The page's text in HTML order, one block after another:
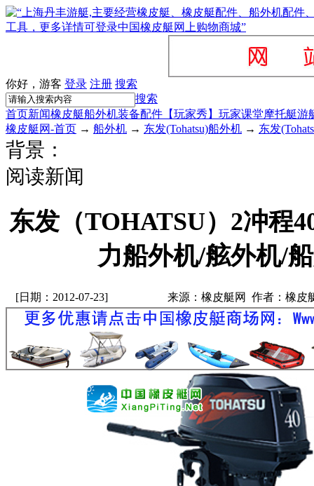
你好，游客 登录 注册 搜索
搜索
首页新闻橡皮艇船外机装备配件 【玩家秀】 玩家课堂摩托艇游
橡皮艇网-首页 → 船外机 → 东发(Tohatsu)船外机 → 东发
背景：
阅读新闻
东发（TOHATSU）2冲程
力船外机/舷外机/
[日期：2012-07-23] 来源：橡皮艇网 作者：橡皮